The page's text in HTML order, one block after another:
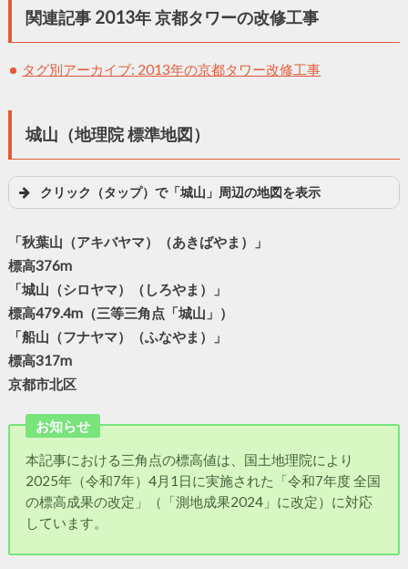
関連記事 2013年 京都タワーの改修工事
タグ別アーカイブ: 2013年の京都タワー改修工事
城山（地理院 標準地図）
クリック（タップ）で「城山」周辺の地図を表示
「秋葉山（アキバヤマ）（あきばやま）」
標高376m
「城山（シロヤマ）（しろやま）」
標高479.4m（三等三角点「城山」）
「船山（フナヤマ）（ふなやま）」
標高317m
京都市北区
お知らせ
本記事における三角点の標高値は、国土地理院により
2025年（令和7年）4月1日に実施された「令和7年度 全国
の標高成果の改定」（「測地成果2024」に改定）に対応
しています。